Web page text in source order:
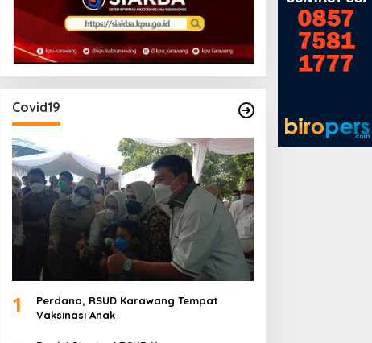
Berita
Ibadah Padang Rachmani Kids
Sukacita
Covid19
1
Perdana, RSUD Karawang Tempat
Vaksinasi Anak